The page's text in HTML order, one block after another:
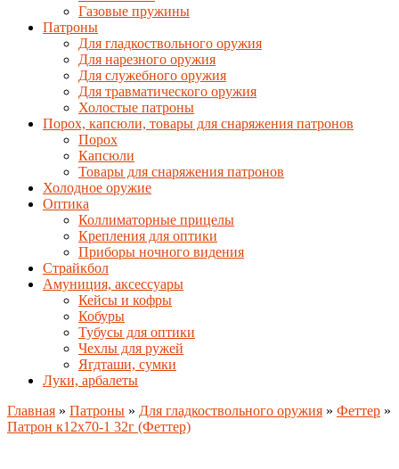
Газовые пружины
Патроны
Для гладкоствольного оружия
Для нарезного оружия
Для служебного оружия
Для травматического оружия
Холостые патроны
Порох, капсюли, товары для снаряжения патронов
Порох
Капсюли
Товары для снаряжения патронов
Холодное оружие
Оптика
Коллиматорные прицелы
Крепления для оптики
Приборы ночного видения
Страйкбол
Амуниция, аксессуары
Кейсы и кофры
Кобуры
Тубусы для оптики
Чехлы для ружей
Ягдташи, сумки
Луки, арбалеты
Главная » Патроны » Для гладкоствольного оружия » Феттер »
Патрон к12х70-1 32г (Феттер)